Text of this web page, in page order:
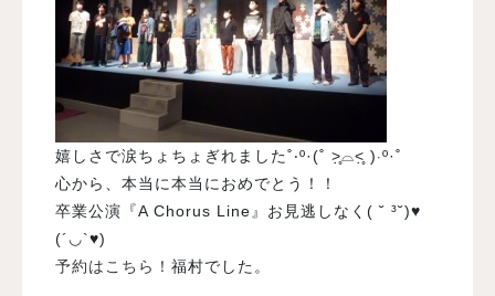
嬉しさで涙ちょちょぎれました˚‧º·(˚ ˃̣̣̥⌓˂̣̣̥ )‧º·˚
心から、本当に本当におめでとう！！
卒業公演『A Chorus Line』お見逃しなく( ˘ ³˘)♥
(´◡`♥)
予約はこちら！ 福村でした。